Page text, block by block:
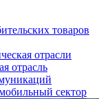
товаров
отрасли
отрасль
сектор